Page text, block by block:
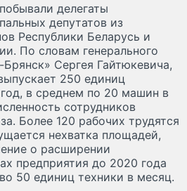
делегаты
депутатов из
Республики Беларусь и
По словам генерального
Сергея Гайтюкевича,
250 единиц
в среднем по 20 машин в
сотрудников
Более 120 рабочих трудятся
нехватка площадей,
о расширении
предприятия до 2020 года
50 единиц техники в месяц.